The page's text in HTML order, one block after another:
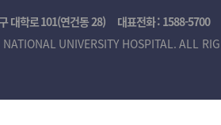
대학로 101(연건동 28) 대표전화 : 1588-5700
UNIVERSITY HOSPITAL. ALL